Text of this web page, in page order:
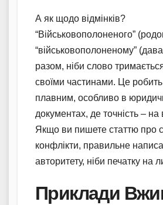
А як щодо відмінків?
“Військовополоненого”
“військовополоненому”
разом, ніби слово
своїми частинами. Це робить
плавним, особливо в
документах, де точність – на
Якщо ви пишете статтю про
конфлікти, правильне
авторитету, ніби печатку на
Приклади